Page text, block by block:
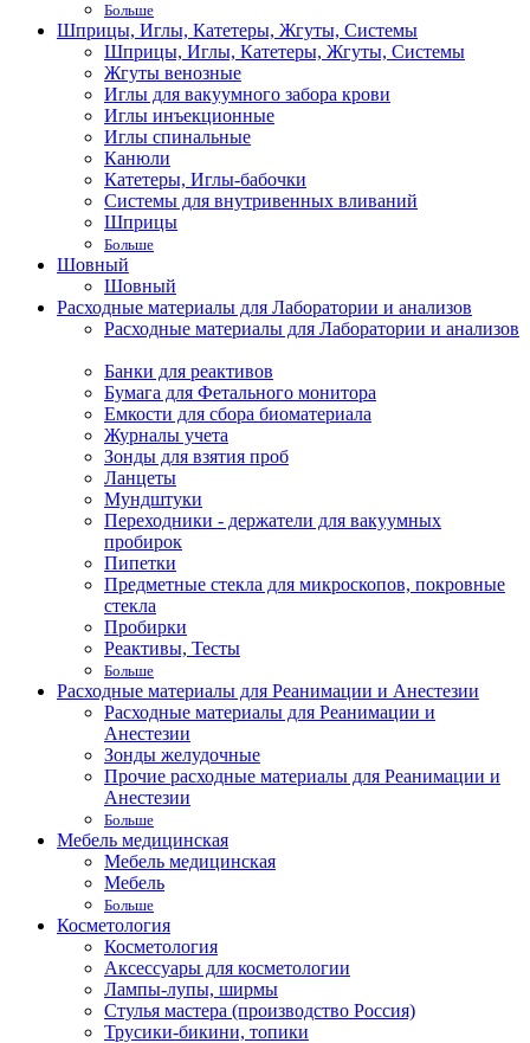
Больше
Шприцы, Иглы, Катетеры, Жгуты, Системы
Шприцы, Иглы, Катетеры, Жгуты, Системы
Жгуты венозные
Иглы для вакуумного забора крови
Иглы инъекционные
Иглы спинальные
Канюли
Катетеры, Иглы-бабочки
Системы для внутривенных вливаний
Шприцы
Больше
Шовный
Шовный
Расходные материалы для Лаборатории и анализов
Расходные материалы для Лаборатории и анализов
Банки для реактивов
Бумага для Фетального монитора
Емкости для сбора биоматериала
Журналы учета
Зонды для взятия проб
Ланцеты
Мундштуки
Переходники - держатели для вакуумных
пробирок
Пипетки
Предметные стекла для микроскопов, покровные
стекла
Пробирки
Реактивы, Тесты
Больше
Расходные материалы для Реанимации и Анестезии
Расходные материалы для Реанимации и
Анестезии
Зонды желудочные
Прочие расходные материалы для Реанимации и
Анестезии
Больше
Мебель медицинская
Мебель медицинская
Мебель
Больше
Косметология
Косметология
Аксессуары для косметологии
Лампы-лупы, ширмы
Стулья мастера (производство Россия)
Трусики-бикини, топики